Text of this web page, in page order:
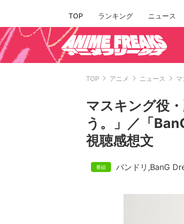
TOP ランキング ニュース
TOP アニメ ニュース
マスキング役
う。」／「
視聴感想文
バンドリ ,BanG